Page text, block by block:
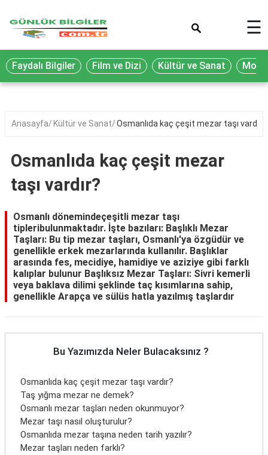
Eğitim
Ekonomi
Seyahat
Oyun
Yaşam
Hukuk
Blog
☰
Faydalı Bilgiler Film ve Dizi Kültür ve Sanat
Anasayfa Kültür ve Sanat Osmanlıda kaç çeşit mezar taşı vardır?
Osmanlıda kaç çeşit mezar
taşı vardır?
Osmanlı dönemindeçeşitli mezar taşı
tipleribulunmaktadır. İşte bazıları: Başlıklı Mezar
Taşları: Bu tip mezar taşları, Osmanlı'ya özgüdür ve
genellikle erkek mezarlarında kullanılır. Başlıklar
arasında fes, mecidiye, hamidiye ve aziziye gibi farklı
kalıplar bulunur Başlıksız Mezar Taşları: Sivri kemerli
veya baklava dilimi şeklinde taç kısımlarına sahip,
genellikle Arapça ve sülüs hatla yazılmış taşlardır
Bu Yazımızda Neler Bulacaksınız ?
Osmanlıda kaç çeşit mezar taşı vardır?
Taş yığma mezar ne demek?
Osmanlı mezar taşları neden okunmuyor?
Mezar taşı nasıl oluşturulur?
Osmanlıda mezar taşına neden tarih yazılır?
Mezar taşları neden farklı?